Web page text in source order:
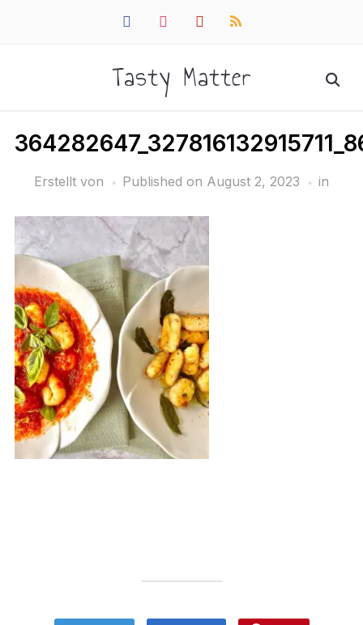
facebookinstagrampinterestrss
Tasty Matter
Erstellt von Published on August 2, 2023 in